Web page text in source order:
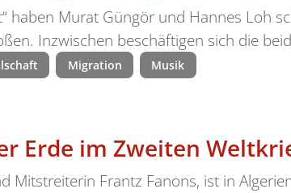
haben Murat Güngör und Hannes Loh
Inzwischen beschäftigen sich die
Migration Musik
Erde im Zweiten
Mitstreiterin Frantz Fanons, ist in